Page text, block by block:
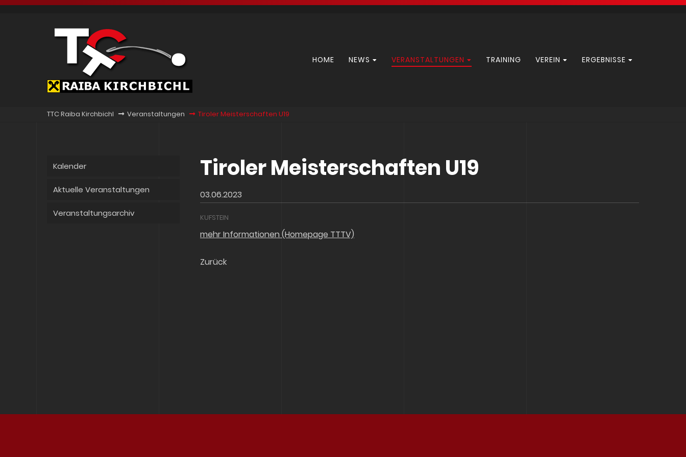
Navigation
HOME NEWS VERANSTALTUNGEN TRAINING VEREIN ERGEBNISSE
TTC Raiba Kirchbichl Veranstaltungen Tiroler Meisterschaften U19
Tiroler Meisterschaften U19
03.06.2023
KUFSTEIN
mehr Informationen (Homepage TTTV)
Zurück
Kalender
Aktuelle Veranstaltungen
Veranstaltungsarchiv